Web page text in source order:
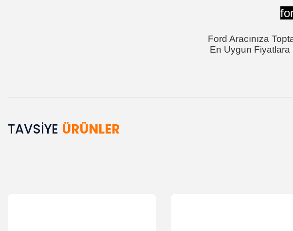
Ford Aracınıza
En Uygun
Bu ürünün fiyat bilgisi, resim, ürün açıklamalarında ve diğer konularda yetersiz
TAVSİYE ÜRÜNLER